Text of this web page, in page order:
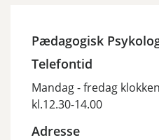
Pædagogisk
Telefontid
Mandag - fredag
kl.12.30-14.00
Adresse